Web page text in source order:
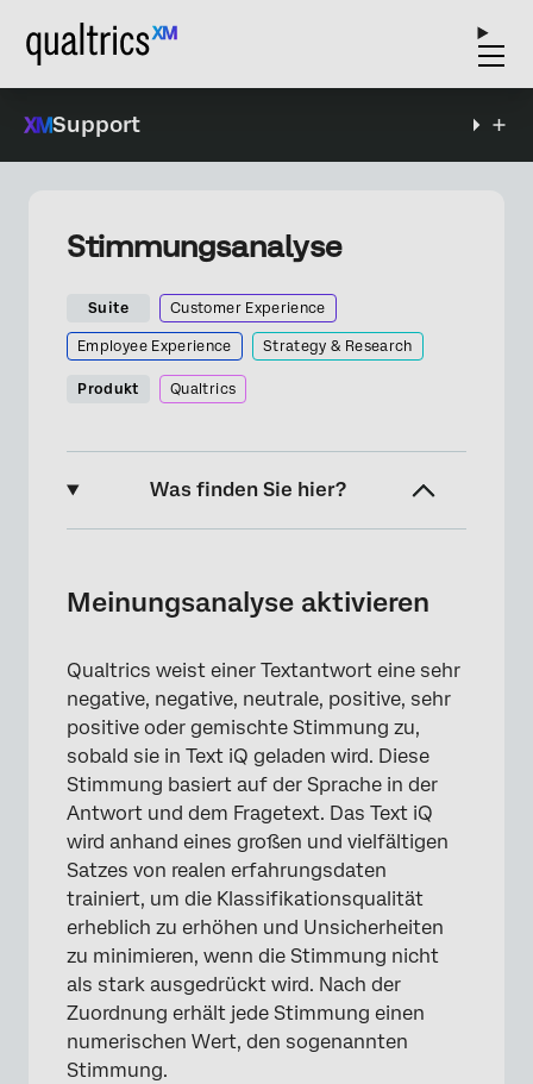
Support
Stimmungsanalyse
Suite Customer Experience
Employee Experience Strategy & Research
Produkt Qualtrics
Was finden Sie hier?
Stimmung
Stimmung anzeigen und ändern
Nach Stimmung filtern
Stimmungswert
Stimmung
Mehrsprachige Stimmung
Meinungsanalyse aktivieren
Qualtrics weist einer Textantwort eine sehr
negative, negative, neutrale, positive, sehr
positive oder gemischte Stimmung zu,
sobald sie in Text iQ geladen wird. Diese
Stimmung basiert auf der Sprache in der
Antwort und dem Fragetext. Das Text iQ
wird anhand eines großen und vielfältigen
Satzes von realen erfahrungsdaten
trainiert, um die Klassifikationsqualität
erheblich zu erhöhen und Unsicherheiten
zu minimieren, wenn die Stimmung nicht
als stark ausgedrückt wird. Nach der
Zuordnung erhält jede Stimmung einen
numerischen Wert, den sogenannten
Stimmung.